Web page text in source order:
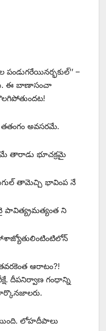
–
ఈ బాణాసంచా
అవసరమే.
తారాడు భూచక్రమై
‌తామెచ్చి భావింప నే
పావిత్య్రమత్యంత ని
ఆరాటం?!
దీపనిర్వాణ గంధాన్ని
లోహదీపాలు